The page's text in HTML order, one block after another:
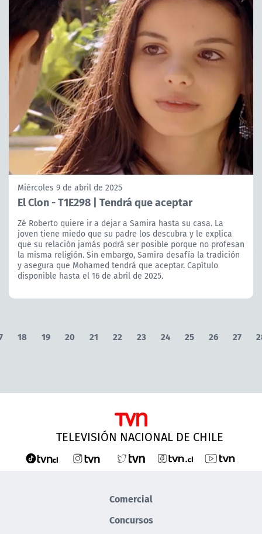
Miércoles 9 de abril de 2025
El Clon - T1E298 | Tendrá que aceptar
Zé Roberto quiere ir a dejar a Samira hasta su casa. La
joven tiene miedo que su padre los descubra y le explica
que su relación jamás podrá ser posible porque no profesan
la misma religión. Sin embargo, Samira desafía la tradición
y asegura que Mohamed tendrá que aceptar. Capítulo
disponible hasta el 16 de abril de 2025.
18 19 20 21 22 23 24 25 26 27
TELEVISIÓN NACIONAL DE CHILE
Comercial
Concursos